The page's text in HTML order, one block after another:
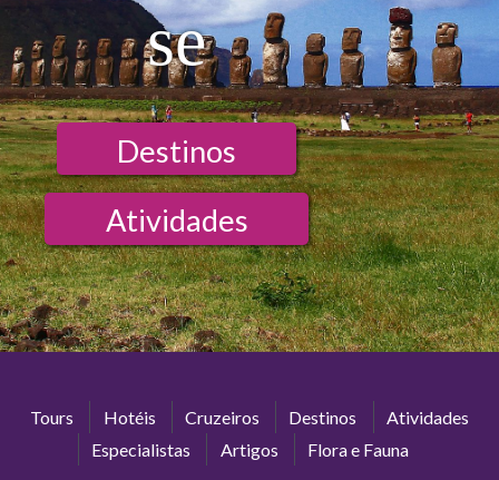
se
Destinos
Atividades
Tours Hotéis Cruzeiros Destinos
Atividades
Especialistas
Artigos Flora e Fauna